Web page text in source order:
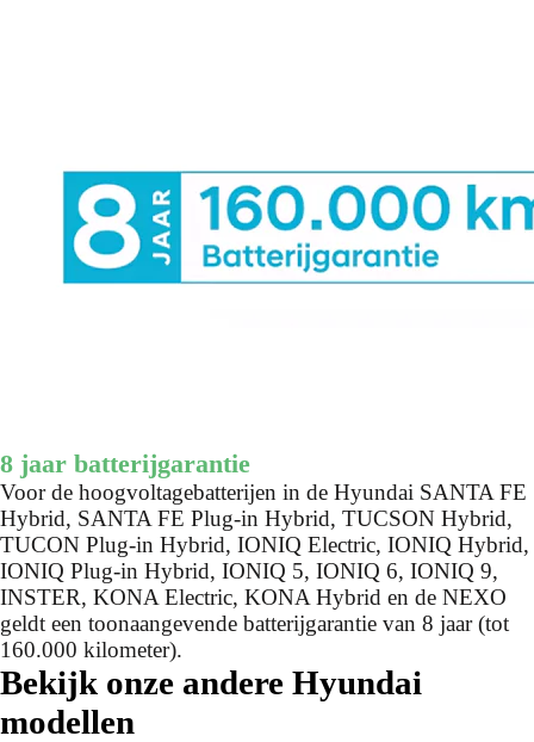
8 jaar batterijgarantie
Voor de hoogvoltagebatterijen in de Hyundai SANTA FE
Hybrid, SANTA FE Plug-in Hybrid, TUCSON Hybrid,
TUCON Plug-in Hybrid, IONIQ Electric, IONIQ Hybrid,
IONIQ Plug-in Hybrid, IONIQ 5, IONIQ 6, IONIQ 9,
INSTER, KONA Electric, KONA Hybrid en de NEXO
geldt een toonaangevende batterijgarantie van 8 jaar (tot
160.000 kilometer).
Bekijk onze andere Hyundai
modellen